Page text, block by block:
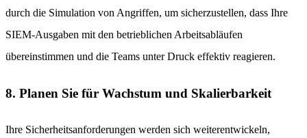
durch die Simulation von Angriffen, um sicherzustellen, dass Ihre
SIEM-Ausgaben mit den betrieblichen Arbeitsabläufen
übereinstimmen und die Teams unter Druck effektiv reagieren.
8. Planen Sie für Wachstum und Skalierbarkeit
Ihre Sicherheitsanforderungen werden sich weiterentwickeln,